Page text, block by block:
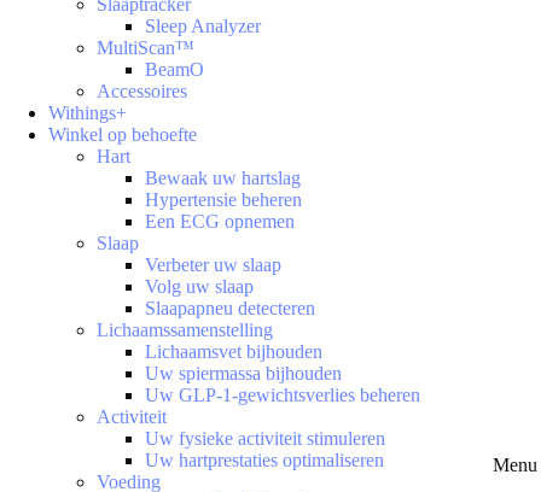
Menu
Slaaptracker
Sleep Analyzer
MultiScan™
BeamO
Accessoires
Withings+
Winkel op behoefte
Hart
Bewaak uw hartslag
Hypertensie beheren
Een ECG opnemen
Slaap
Verbeter uw slaap
Volg uw slaap
Slaapapneu detecteren
Lichaamssamenstelling
Lichaamsvet bijhouden
Uw spiermassa bijhouden
Uw GLP-1-gewichtsverlies beheren
Activiteit
Uw fysieke activiteit stimuleren
Uw hartprestaties optimaliseren
Voeding